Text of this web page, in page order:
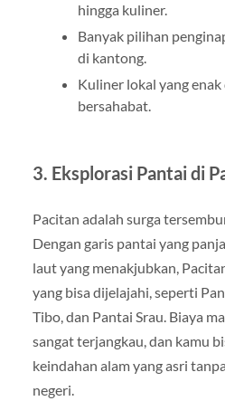
hingga kuliner.
Banyak pilihan
di kantong.
Kuliner lokal yang enak
bersahabat.
3. Eksplorasi Pantai di
Pacitan adalah surga
Dengan garis pantai yang
laut yang menakjubkan,
yang bisa dijelajahi, seperti
Tibo, dan Pantai Srau. Biaya
sangat terjangkau, dan kamu
keindahan alam yang asri
negeri.